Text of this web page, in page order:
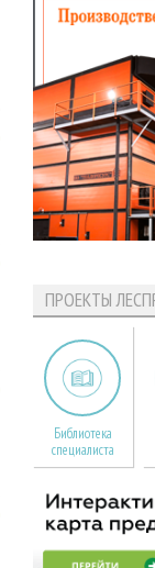
ПРОЕКТЫ
Библиотека
специалиста